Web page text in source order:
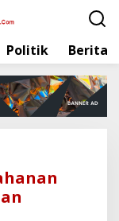
Politik Berita